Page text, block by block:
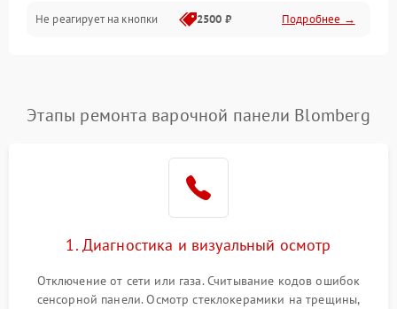
Не реагирует на кнопки 2500 ₽ Подробнее →
Этапы ремонта варочной панели Blomberg
1. Диагностика и визуальный осмотр
Отключение от сети или газа. Считывание кодов ошибок
сенсорной панели. Осмотр стеклокерамики на трещины,